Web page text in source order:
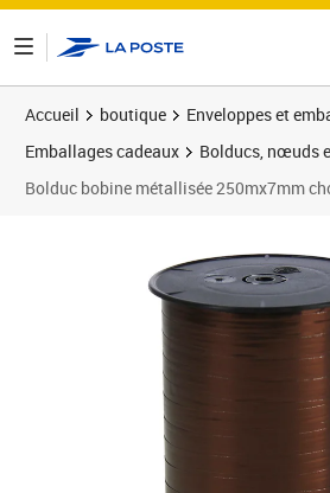
Accueil boutique
Enveloppes et
Emballages cadeaux
Bolducs, nœuds
Bolduc bobine métallisée 250mx7mm